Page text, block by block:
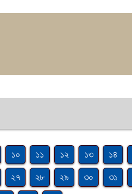
১০ ১১ ১২ ১৩ ১৪
২৭ ২৮ ২৯ ৩০ ৩১